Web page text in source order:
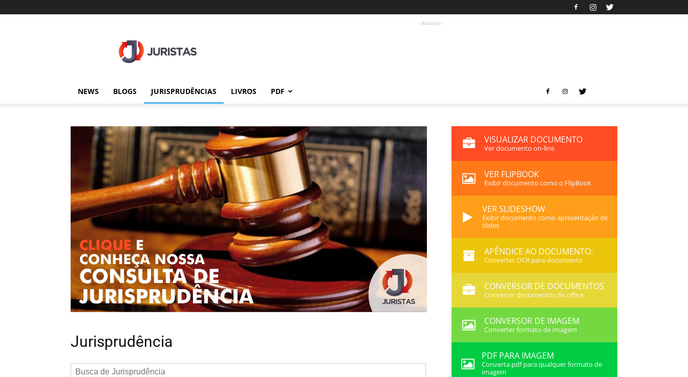
- Anúncio -
NEWS BLOGS JURISPRUDÊNCIAS LIVROS PDF
Jurisprudência
VISUALIZAR DOCUMENTO
Ver documento on-line
VER FLIPBOOK
Exibir documento como o FlipBook
VER SLIDESHOW
Exibir documento como apresentação de
slides
APÊNDICE AO DOCUMENTO:
Converter OCR para documento
CONVERSOR DE DOCUMENTOS
Converter documentos do office
CONVERSOR DE IMAGEM
Converter formato de imagem
PDF PARA IMAGEM
Converta pdf para qualquer formato de
imagem